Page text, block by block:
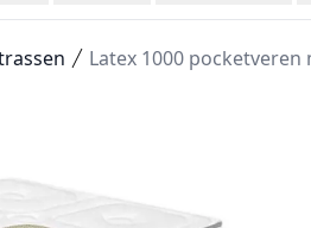
Latex 1000